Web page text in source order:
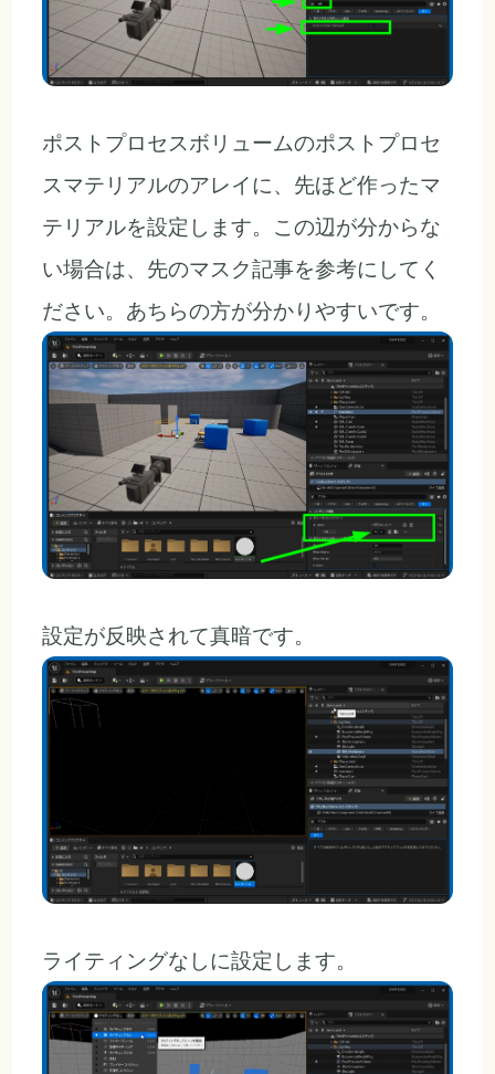
ポストプロセスボリュームのポストプロセ
スマテリアルのアレイに、先ほど作ったマ
テリアルを設定します。この辺が分からな
い場合は、先のマスク記事を参考にしてく
ださい。あちらの方が分かりやすいです。
設定が反映されて真暗です。
ライティングなしに設定します。